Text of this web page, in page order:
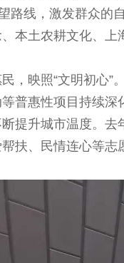
路线，激发群众的
本土农耕文化、上
，映照“文明初心
普惠性项目持续深
提升城市温度。去
扶、民情连心等志